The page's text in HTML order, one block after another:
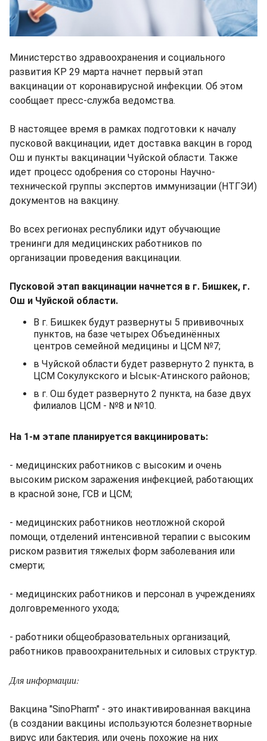
Министерство здравоохранения и социального
развития КР 29 марта начнет первый этап
вакцинации от коронавирусной инфекции. Об этом
сообщает пресс-служба ведомства.
В настоящее время в рамках подготовки к началу
пусковой вакцинации, идет доставка вакцин в город
Ош и пункты вакцинации Чуйской области. Также
идет процесс одобрения со стороны Научно-
технической группы экспертов иммунизации (НТГЭИ)
документов на вакцину.
Во всех регионах республики идут обучающие
тренинги для медицинских работников по
организации проведения вакцинации.
Пусковой этап вакцинации начнется в г. Бишкек, г.
Ош и Чуйской области.
В г. Бишкек будут развернуты 5 прививочных
пунктов, на базе четырех Объединённых
центров семейной медицины и ЦСМ №7;
в Чуйской области будет развернуто 2 пункта, в
ЦСМ Сокулукского и Ысык-Атинского районов;
в г. Ош будет развернуто 2 пункта, на базе двух
филиалов ЦСМ - №8 и №10.
На 1-м этапе планируется вакцинировать:
- медицинских работников с высоким и очень
высоким риском заражения инфекцией, работающих
в красной зоне, ГСВ и ЦСМ;
- медицинских работников неотложной скорой
помощи, отделений интенсивной терапии с высоким
риском развития тяжелых форм заболевания или
смерти;
- медицинских работников и персонал в учреждениях
долговременного ухода;
- работники общеобразовательных организаций,
работников правоохранительных и силовых структур.
Для информации:
Вакцина "SinoPharm" - это инактивированная вакцина
(в создании вакцины используются болезнетворные
вирус или бактерия, или очень похожие на них